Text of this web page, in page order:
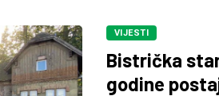
VIJESTI
Bistrička
godine